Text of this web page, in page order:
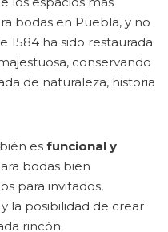
bodas en Puebla, y no
1584 ha sido restaurada
conservando
de naturaleza, historia
es funcional y
bodas bien
para invitados,
la posibilidad de crear
rincón.